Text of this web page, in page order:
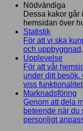
Nödvändiga
Dessa kakor går
hemsidan över
Statistik
För att vi ska
och
Upplevelse
För att vår
under ditt besök.
viss
Marknadsföring
Genom att dela
beteende när du
personligt